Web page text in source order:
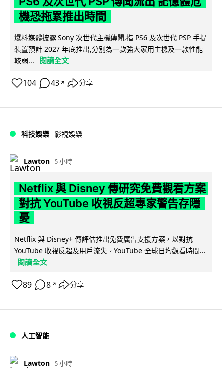
機恐拖累推出時間
爆料媒體披露 Sony 次世代主機傳聞,指 PS6 及次世代 PSP 手提
裝置預計 2027 年底推出,分別為一款強大家用主機及一款性能
較弱...
閱讀全文
104 43 ↗ 分享
科技娛樂 影視娛樂
Lawton 5 小時
Netflix 與 Disney 傳研究免費觀看方案
對抗 YouTube 收視反超專家警告存隱
憂
Netflix 與 Disney+ 傳評估推出免費廣告支援方案，以對抗
YouTube 收視反超及用戶流失。YouTube 全球日均觀看時間...
閱讀全文
89 8 ↗ 分享
人工智能
Lawton 5 小時